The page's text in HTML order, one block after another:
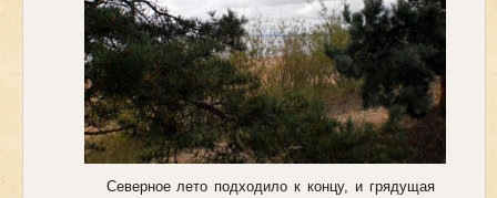
Северное лето подходило к концу, и грядущая